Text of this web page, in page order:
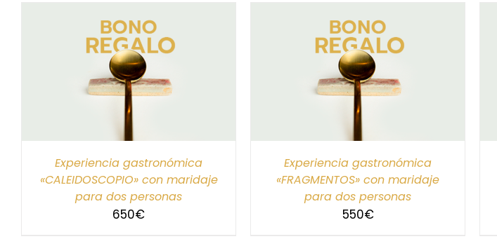
Experiencia gastronómica
«CALEIDOSCOPIO» con maridaje
para dos personas
650€
SELECCIONAR IMPORTE
Experiencia gastronómica
«FRAGMENTOS» con maridaje
para dos personas
550€
SELECCIONAR IMPORTE